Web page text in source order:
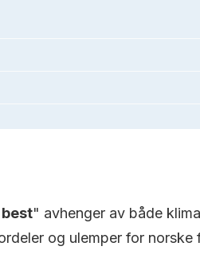
best" avhenger av både
og ulemper for norske